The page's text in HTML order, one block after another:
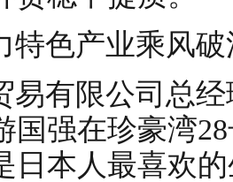
特色产业乘风破
易有限公司总
国强在珍豪湾
日本人最喜欢